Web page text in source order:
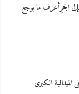
الجحرِأعرف ما يوجع
الكبرى